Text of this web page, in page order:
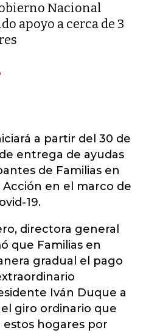
Nacional
apoyo a cerca de 3
a partir del 30 de
entrega de ayudas
de Familias en
en el marco de
19.
directora general
que Familias en
gradual el pago
Iván Duque a
el giro ordinario que
estos hogares por